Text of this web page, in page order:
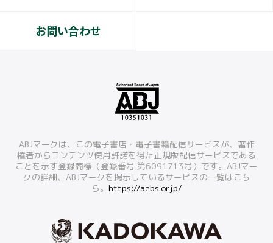
お問い合わせ
ABJマークは、この電子書店・電子書籍配信サービスが、著作
権者からコンテンツ使用許諾を得た正規版配信サービスである
ことを示す登録商標（登録番号 第6091713号）です。ABJマー
クの詳細、ABJマークを掲示しているサービスの一覧はこち
ら。 https://aebs.or.jp/